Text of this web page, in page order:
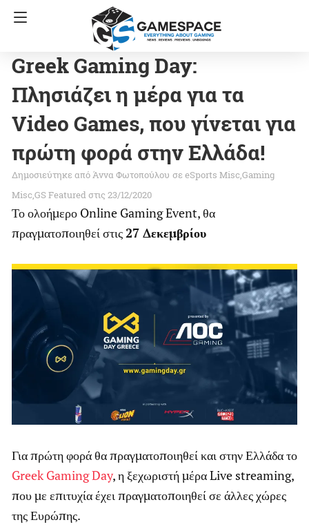
Greek Gaming Day:
Πλησιάζει η μέρα για τα
Video Games, που γίνεται για
πρώτη φορά στην Ελλάδα!
Άννα Φωτοπούλου σε eSports Misc Gaming
Misc GS Featuredστις 23/12/2020
Το ολοήμερο Online Gaming Event, θα
πραγματοποιηθεί στις27 Δεκεμβρίου
Για πρώτη φορά θα πραγματοποιηθεί και στην Ελλάδα το
Greek Gaming Day, η ξεχωριστή μέρα Live streaming,
που με επιτυχία έχει πραγματοποιηθεί σε άλλες χώρες
της Ευρώπης.